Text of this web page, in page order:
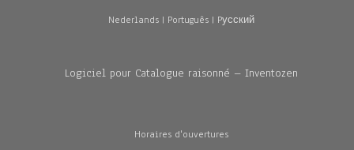
Nederlands| Português| Pусский
Logiciel pour Catalogue raisonné – Inventozen
Horaires d'ouvertures